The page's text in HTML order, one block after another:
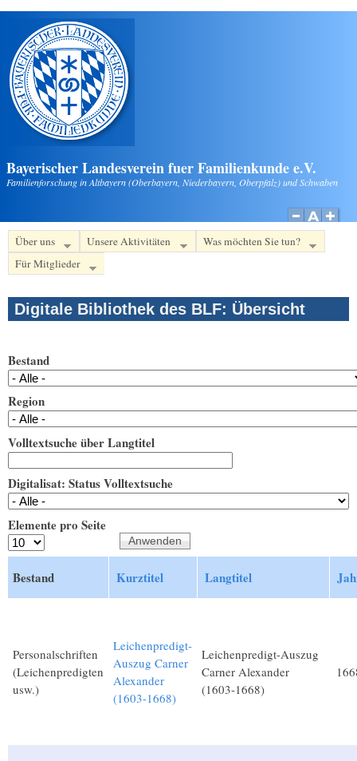
Direkt zum Inhalt
Bayerischer Landesverein fuer Familienkunde e.V.
Familienforschung in Altbayern (Oberbayern, Niederbayern, Oberpfalz) und Schwaben
Über uns Unsere Aktivitäten
Was möchten Sie tun?
Für Mitglieder
Digitale Bibliothek des BLF: Übersicht
Bestand
Region
Volltextsuche über Langtitel
Digitalisat: Status Volltextsuche
Elemente pro Seite
Bestand Kurztitel Langtitel
Personalschriften
(Leichenpredigten
usw.)
Leichenpredigt-
Auszug Carner
Alexander
(1603-1668)
Leichenpredigt-Auszug
Carner Alexander
(1603-1668)